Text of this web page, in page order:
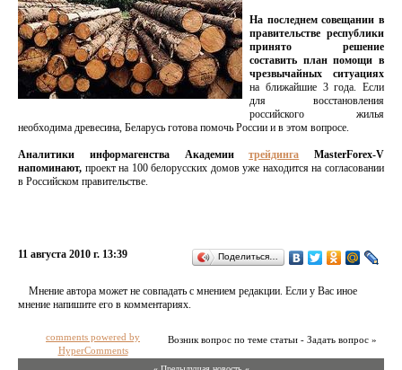
На последнем совещании в
правительстве республики
принято решение
составить план помощи в
чрезвычайных ситуациях
на ближайшие 3 года. Если
для восстановления
российского жилья
необходима древесина, Беларусь готова помочь России и в этом вопросе.
Аналитики информагенства Академиитрейдинга MasterForex-V
напоминают, проект на 100 белорусских домов уже находится на согласовании
в Российском правительстве.
11 августа 2010 г. 13:39 Поделиться…
Мнение автора может не совпадать с мнением редакции. Если у Вас иное
мнение напишите его в комментариях.
Возник вопрос по теме статьи - Задать вопрос »
comments powered by
HyperComments